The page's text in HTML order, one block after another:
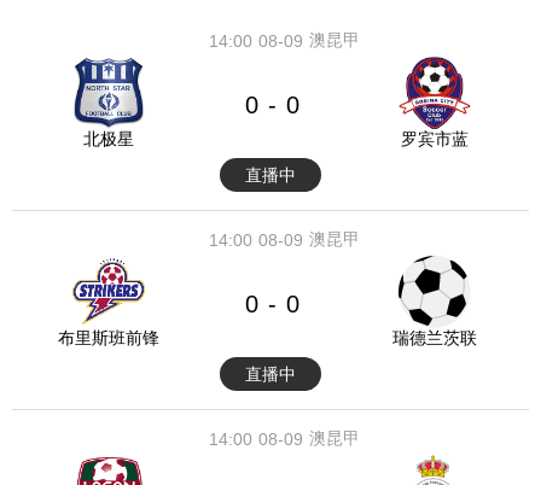
08-09
14:00 澳昆甲
北极星
0 - 0
罗宾市蓝
直播中
08-09
14:00 澳昆甲
布里斯班前锋
0 - 0
瑞德兰茨联
直播中
08-09
14:00 澳昆甲